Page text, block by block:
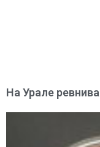
На Урале